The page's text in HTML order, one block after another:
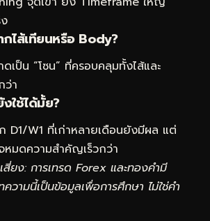
กไส้เทียนหรือ Body?
เป็น “โซน” ที่ครอบคลุมทั้งไส้และ
ว่า
ใช้ได้มั้ย?
D1/W1 ที่เก่าหลายเดือนยังมีผล แต่
หมดความสำคัญเร็วกว่า
ยง: การเทรด Forex และทองคำมี
วามนี้เป็นข้อมูลเพื่อการศึกษา ไม่ใช่คำ